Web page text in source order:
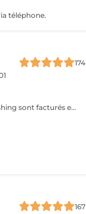
téléphone.
174
Coupe tendance + brushing. Les soins et brushing sont facturés en fonction de la longueur des cheveux.
167